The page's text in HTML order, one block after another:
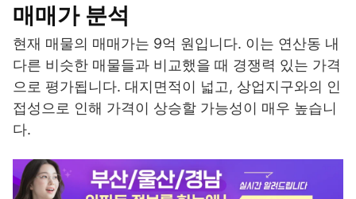
매매가 분석
현재 매물의 매매가는 9억 원입니다. 이는 연산동 내
다른 비슷한 매물들과 비교했을 때 경쟁력 있는 가격
으로 평가됩니다. 대지면적이 넓고, 상업지구와의 인
접성으로 인해 가격이 상승할 가능성이 매우 높습니
다.